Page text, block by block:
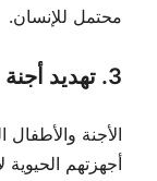
محتمل للإنسان.
3. تهديد أجنة الحوامل والأطفال
الأجنة
أجهزتهم